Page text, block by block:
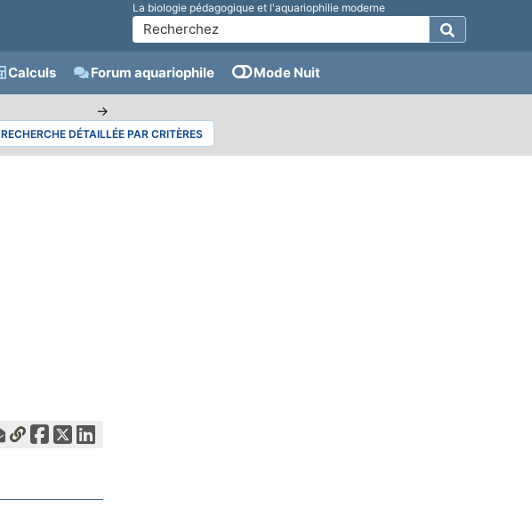
La biologie pédagogique et l'aquariophilie moderne
Calculs Forum aquariophile Mode Nuit
→
RECHERCHE DÉTAILLÉE PAR CRITÈRES